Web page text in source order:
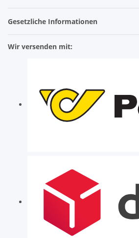
Gesetzliche Informationen
Wir versenden mit: